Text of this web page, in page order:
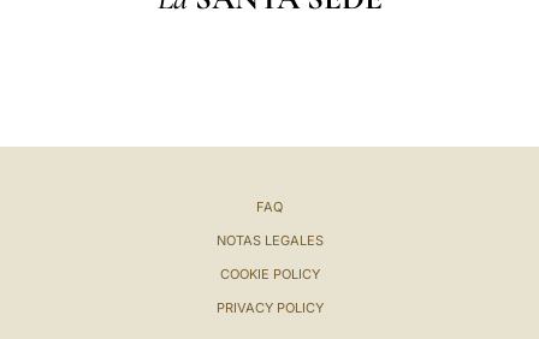
FAQ
NOTAS LEGALES
COOKIE POLICY
PRIVACY POLICY